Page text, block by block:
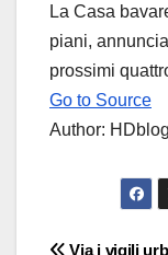
La Casa
piani,
prossimi
Go to Source
Author:
Via i vigili